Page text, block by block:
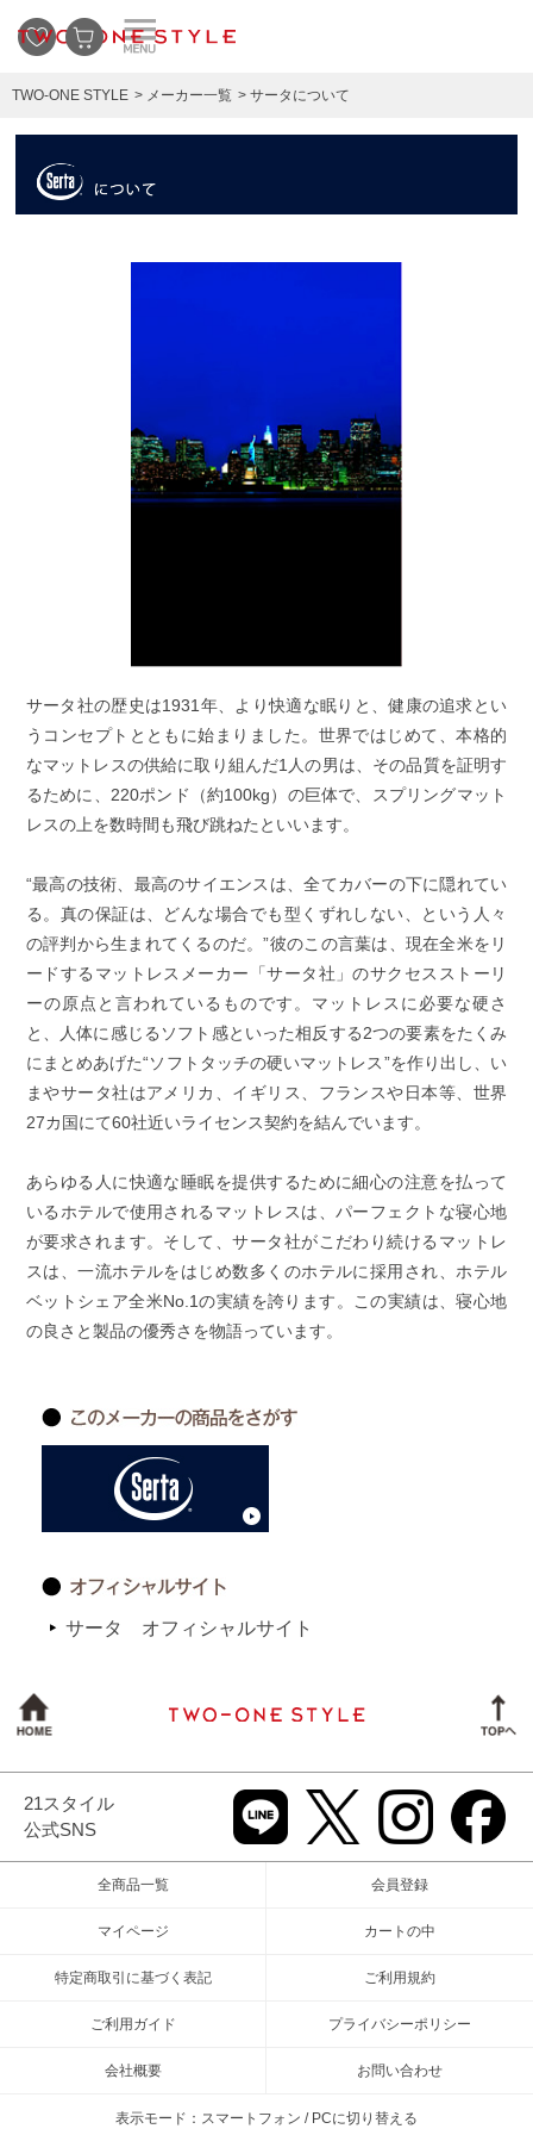
TWO-ONE STYLE メーカー一覧 サータについて
サータ社の歴史は1931年、より快適な眠りと、健康の追求とい
うコンセプトとともに始まりました。世界ではじめて、本格的
なマットレスの供給に取り組んだ1人の男は、その品質を証明す
るために、220ポンド（約100kg）の巨体で、スプリングマット
レスの上を数時間も飛び跳ねたといいます。
“最高の技術、最高のサイエンスは、全てカバーの下に隠れてい
る。真の保証は、どんな場合でも型くずれしない、という人々
の評判から生まれてくるのだ。”彼のこの言葉は、現在全米をリ
ードするマットレスメーカー「サータ社」のサクセスストーリ
ーの原点と言われているものです。マットレスに必要な硬さ
と、人体に感じるソフト感といった相反する2つの要素をたくみ
にまとめあげた“ソフトタッチの硬いマットレス”を作り出し、い
まやサータ社はアメリカ、イギリス、フランスや日本等、世界
27カ国にて60社近いライセンス契約を結んでいます。
あらゆる人に快適な睡眠を提供するために細心の注意を払って
いるホテルで使用されるマットレスは、パーフェクトな寝心地
が要求されます。そして、サータ社がこだわり続けるマットレ
スは、一流ホテルをはじめ数多くのホテルに採用され、ホテル
ベットシェア全米No.1の実績を誇ります。この実績は、寝心地
の良さと製品の優秀さを物語っています。
サータ オフィシャルサイト
21スタイル
公式SNS
全商品一覧 会員登録
マイページ カートの中
特定商取引に基づく表記 ご利用規約
ご利用ガイド プライバシーポリシー
会社概要 お問い合わせ
表示モード：スマートフォン / PCに切り替える